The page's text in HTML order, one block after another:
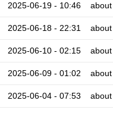
2025-06-19 - 10:46
2025-06-18 - 22:31
2025-06-10 - 02:15
2025-06-09 - 01:02
2025-06-04 - 07:53